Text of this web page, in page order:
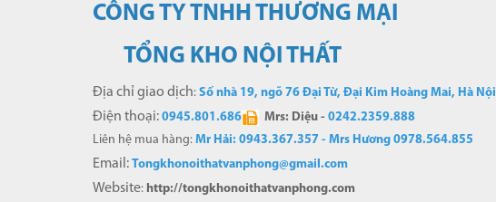
CÔNG TY TNHH THƯƠNG MẠI
TỔNG KHO NỘI THẤT
Địa chỉ giao dịch: Số nhà 19, ngõ 76 Đại Từ, Đại Kim Hoàng Mai, Hà Nội
Điện thoại: 0945.801.686 Mrs: Diệu - 0242.2359.888
Liên hệ mua hàng: Mr Hải: 0943.367.357 - Mrs Hương 0978.564.855
Email: Tongkhonoithatvanphong@gmail.com
Website: http://tongkhonoithatvanphong.com